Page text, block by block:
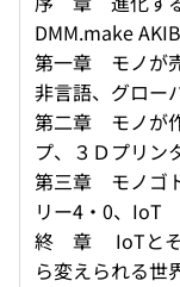
DMM.make
第一章 モノが
非言語、グロー
第二章 モノが
プ、３Ｄプリン
第三章 モノゴ
リー4・0、IoT
終 章 IoTとそ
ら変えられる世